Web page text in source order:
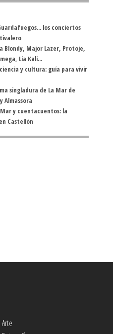
los conciertos
Blondy, Major Lazer, Protoje,
Lia Kali...
y cultura: guía para vivir
singladura de La Mar de
Almassora
y cuentacuentos: la
Castellón
Arte